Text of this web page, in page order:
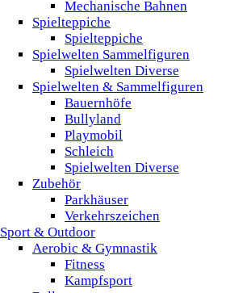
Mechanische Bahnen
Spielteppiche
Spielteppiche
Spielwelten Sammelfiguren
Spielwelten Diverse
Spielwelten & Sammelfiguren
Bauernhöfe
Bullyland
Playmobil
Schleich
Spielwelten Diverse
Zubehör
Parkhäuser
Verkehrszeichen
Sport & Outdoor
Aerobic & Gymnastik
Fitness
Kampfsport